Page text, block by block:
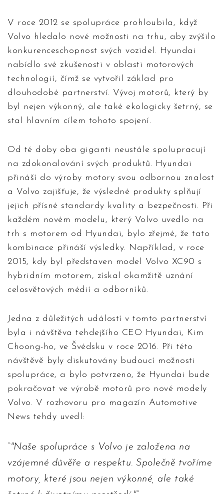
V roce 2012 se spolupráce prohloubila, když
Volvo hledalo nové možnosti na trhu, aby zvýšilo
konkurenceschopnost svých vozidel. Hyundai
nabídlo své zkušenosti v oblasti motorových
technologií, čímž se vytvořil základ pro
dlouhodobé partnerství. Vývoj motorů, který by
byl nejen výkonný, ale také ekologicky šetrný, se
stal hlavním cílem tohoto spojení.
Od té doby oba giganti neustále spolupracují
na zdokonalování svých produktů. Hyundai
přináší do výroby motory svou odbornou znalost
a Volvo zajišťuje, že výsledné produkty splňují
jejich přísné standardy kvality a bezpečnosti. Při
každém novém modelu, který Volvo uvedlo na
trh s motorem od Hyundai, bylo zřejmé, že tato
kombinace přináší výsledky. Například, v roce
2015, kdy byl představen model Volvo XC90 s
hybridním motorem, získal okamžitě uznání
celosvětových médií a odborníků.
Jedna z důležitých událostí v tomto partnerství
byla i návštěva tehdejšího CEO Hyundai, Kim
Choong-ho, ve Švédsku v roce 2016. Při této
návštěvě byly diskutovány budoucí možnosti
spolupráce, a bylo potvrzeno, že Hyundai bude
pokračovat ve výrobě motorů pro nové modely
Volvo. V rozhovoru pro magazín Automotive
News tehdy uvedl:
"Naše spolupráce s Volvo je založena na
vzájemné důvěře a respektu. Společně tvoříme
motory, které jsou nejen výkonné, ale také